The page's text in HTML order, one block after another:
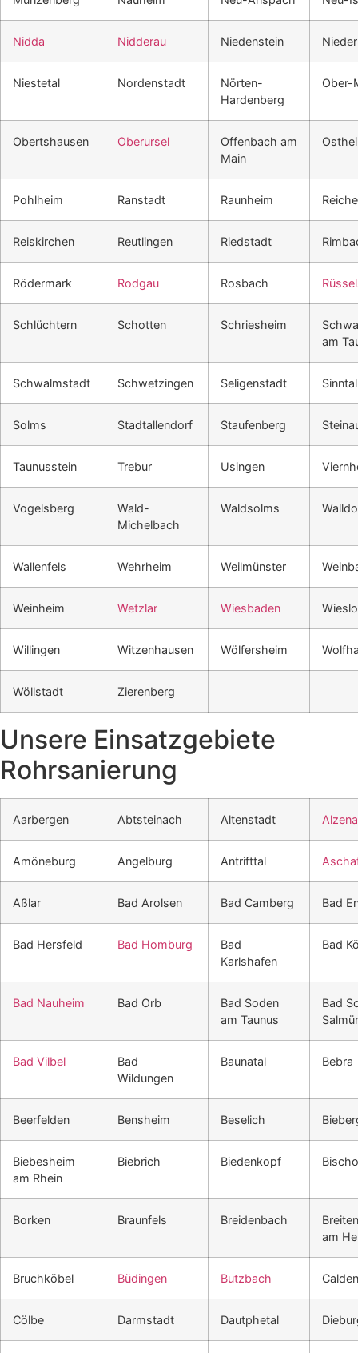
Nidda Nidderau Niedenstein
Niestetal Nordenstadt
Nörten-
Hardenberg
Ober-
Obertshausen Oberursel
Offenbach am
Main
Pohlheim Ranstadt Raunheim
Reiskirchen Reutlingen Riedstadt
Rödermark Rodgau Rosbach
Schlüchtern Schotten Schriesheim
am
Schwalmstadt Schwetzingen Seligenstadt Sinntal
Solms Stadtallendorf Staufenberg
Taunusstein Trebur Usingen
Vogelsberg
Wald-
Michelbach
Waldsolms
Wallenfels Wehrheim Weilmünster
Weinheim Wetzlar Wiesbaden
Willingen Witzenhausen Wölfersheim
Wöllstadt Zierenberg
Unsere Einsatzgebiete
Rohrsanierung
Aarbergen Abtsteinach Altenstadt
Amöneburg Angelburg Antrifttal
Aßlar Bad Arolsen Bad Camberg Bad
Bad Hersfeld Bad Homburg
Bad
Karlshafen
Bad
Bad Nauheim Bad Orb
Bad Soden
am Taunus
Bad
Bad Vilbel
Bad
Wildungen
Baunatal Bebra
Beerfelden Bensheim Beselich
Biebesheim
am Rhein
Biebrich Biedenkopf
Borken Braunfels Breidenbach
am
Bruchköbel Büdingen Butzbach Calden
Cölbe Darmstadt Dautphetal